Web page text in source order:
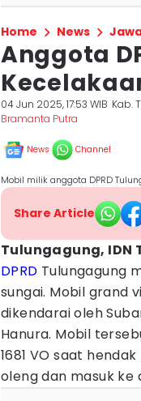
Home News
Anggota
04 Jun 2025, 17:53 WIB Kab.
Bramanta Putra
News Channel
Mobil milik anggota DPRD
Share Article
Tulungagung, IDN
DPRD Tulungagung
sungai. Mobil grand
dikendarai oleh
Hanura. Mobil
1681 VO saat
oleng dan masuk ke